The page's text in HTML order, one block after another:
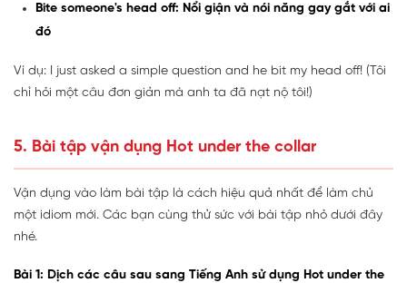
Bite someone's head off: Nổi giận và nói năng gay gắt với ai
đó
Ví dụ: I just asked a simple question and he bit my head off! (Tôi
chỉ hỏi một câu đơn giản mà anh ta đã nạt nộ tôi!)
5. Bài tập vận dụng Hot under the collar
Vận dụng vào làm bài tập là cách hiệu quả nhất để làm chủ
một idiom mới. Các bạn cùng thử sức với bài tập nhỏ dưới đây
nhé.
Bài 1: Dịch các câu sau sang Tiếng Anh sử dụng Hot under the